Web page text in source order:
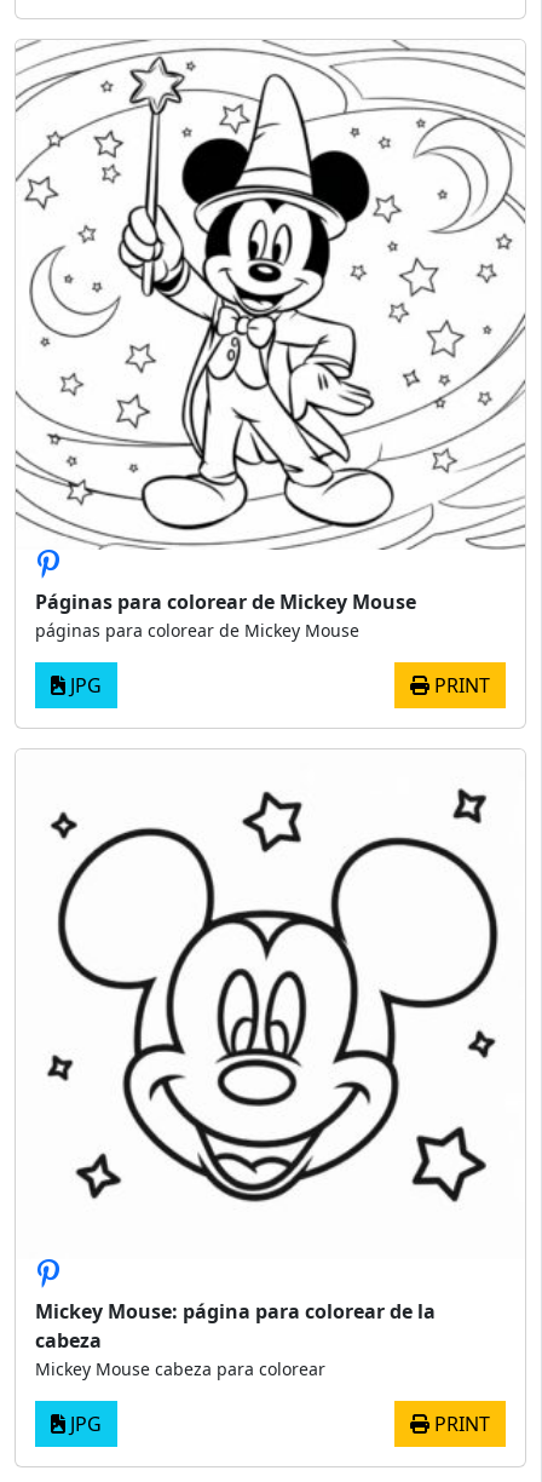
Páginas para colorear de Mickey Mouse
páginas para colorear de Mickey Mouse
JPG PRINT
Mickey Mouse: página para colorear de la
cabeza
Mickey Mouse cabeza para colorear
JPG PRINT